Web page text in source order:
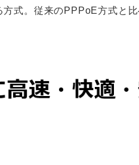
式。従来のPPPoE方式と